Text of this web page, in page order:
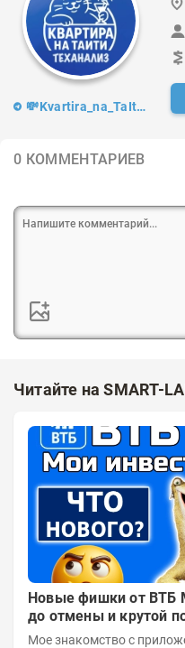
💸Kvartira_na_TaIti🔈 (Теханализ)
0 КОММЕНТАРИЕВ
Читайте на SMART-
Новые фишки от ВТБ
до отмены и крутой
Мое знакомство с